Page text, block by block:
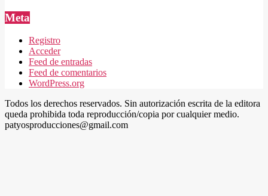
Meta
Registro
Acceder
Feed de entradas
Feed de comentarios
WordPress.org
Todos los derechos reservados. Sin autorización escrita de la editora
queda prohibida toda reproducción/copia por cualquier medio.
patyosproducciones@gmail.com